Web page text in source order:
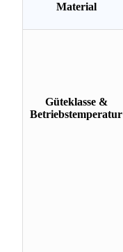
Material
Güteklasse &
Betriebstemperatur